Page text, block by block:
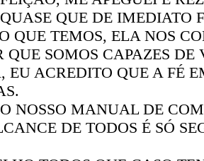
QUE DE IMEDIATO
QUE TEMOS, ELA NOS
QUE SOMOS CAPAZES DE
EU ACREDITO QUE A FÉ
NOSSO MANUAL DE
DE TODOS É SÓ